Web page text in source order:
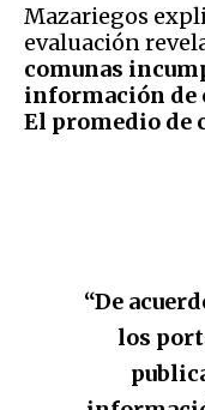
Mazariegos
evaluación
comunas
información de
El promedio de
“De
los